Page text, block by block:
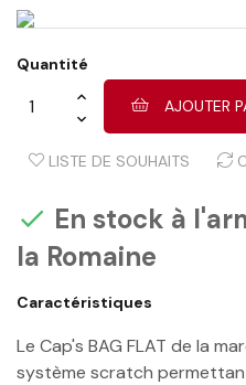
Quantité
AJOUTER
LISTE DE SOUHAITS
 En stock à
la Romaine
Caractéristiques
Le Cap's BAG FLAT de la
système scratch